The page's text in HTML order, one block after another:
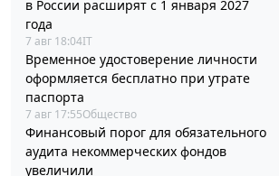
в России расширят с 1 января 2027
года
7 авг 18:04IT
Временное удостоверение личности
оформляется бесплатно при утрате
паспорта
7 авг 17:55Общество
Финансовый порог для обязательного
аудита некоммерческих фондов
увеличили